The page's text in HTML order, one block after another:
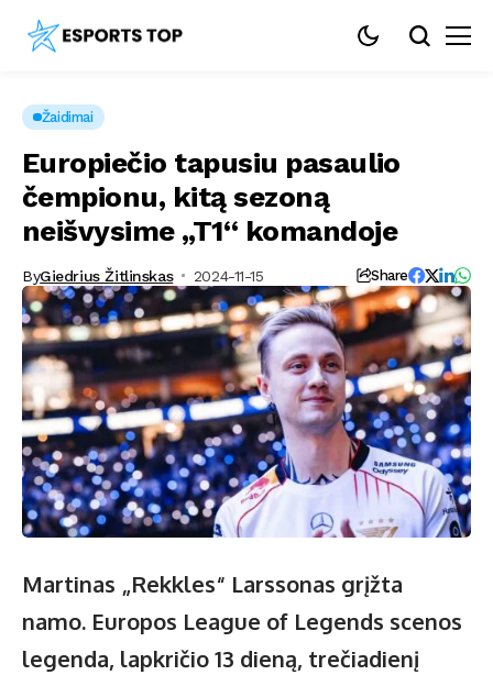
Žaidimai
Europiečio tapusiu pasaulio
čempionu, kitą sezoną
neišvysime „T1“ komandoje
ByGiedrius Žitlinskas 2024-11-15 Share
Martinas „Rekkles“ Larssonas grįžta
namo. Europos League of Legends scenos
legenda, lapkričio 13 dieną, trečiadienį